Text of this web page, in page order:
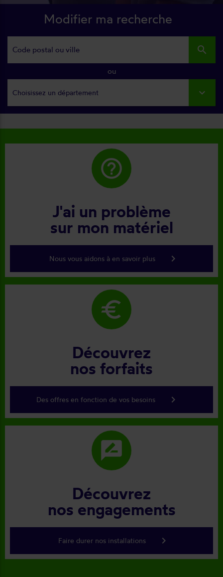
Modifier ma recherche
search
ou
Choisissez un département
help_outline
J'ai un problème
sur mon matériel
Nous vous aidons à en savoir plus keyboard_arrow_right
euro
Découvrez
nos forfaits
Des offres en fonction de vos besoins keyboard_arrow_right
rate_review
Découvrez
nos engagements
Faire durer nos installations keyboard_arrow_right